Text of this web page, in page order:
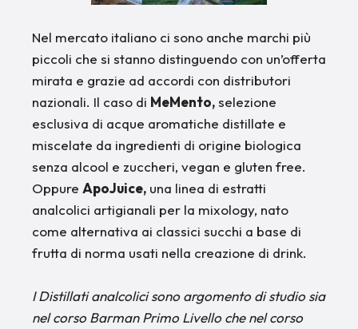
Nel mercato italiano ci sono anche marchi più
piccoli che si stanno distinguendo con un’offerta
mirata e grazie ad accordi con distributori
nazionali. Il caso di MeMento,selezione
esclusiva di acque aromatiche distillate e
miscelate da ingredienti di origine biologica
senza alcool e zuccheri, vegan e gluten free.
Oppure ApoJuice, una linea di estratti
analcolici artigianali per la mixology, nato
come alternativa ai classici succhi a base di
frutta di norma usati nella creazione di drink.
I Distillati analcolici sono argomento di studio sia
nel corso Barman Primo Livello che nel corso